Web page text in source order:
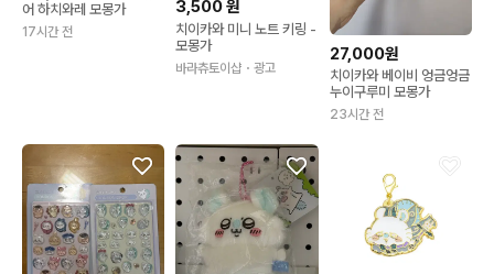
어 하치와레 모몽가
17시간 전
3,500원
치이카와 미니 노트 키링 -
모몽가
바라츄토이샵 ・광고
27,000원
치이카와 베이비 엉금엉금
누이구루미 모몽가
23시간 전